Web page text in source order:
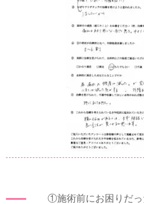
①施術前にお困りだっ